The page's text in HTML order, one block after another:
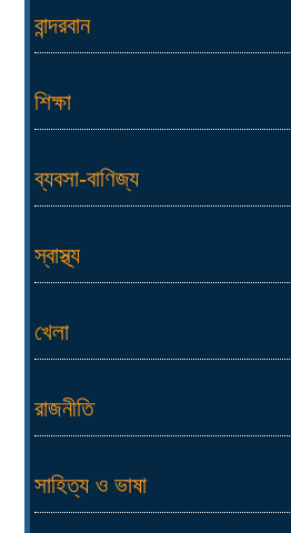
বান্দরবান
শিক্ষা
ব্যবসা-বাণিজ্য
স্বাস্থ্য
খেলা
রাজনীতি
সাহিত্য ও ভাষা